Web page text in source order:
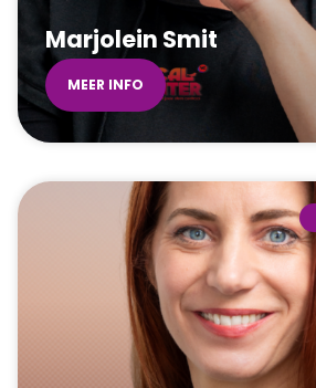
Marjolein Smit
MEER INFO